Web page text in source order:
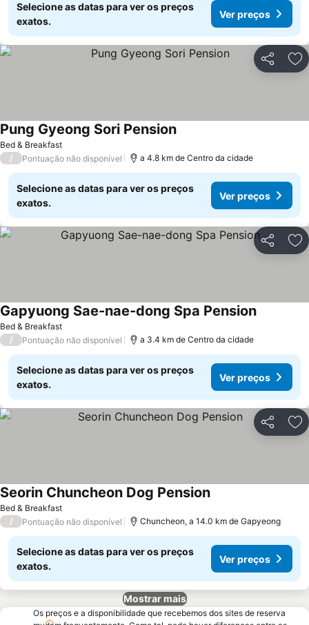
Selecione as datas para ver os preços
exatos.
Ver preços
Partilhar
Bed & Breakfast
Pung Gyeong Sori Pension
/ Pontuação não disponível a 4.8 km de Centro da cidade
Selecione as datas para ver os preços
exatos.
Ver preços
Partilhar
Bed & Breakfast
Gapyuong Sae-nae-dong Spa Pension
/ Pontuação não disponível a 3.4 km de Centro da cidade
Selecione as datas para ver os preços
exatos.
Ver preços
Partilhar
Bed & Breakfast
Seorin Chuncheon Dog Pension
/ Pontuação não disponível Chuncheon, a 14.0 km de Gapyeong
Selecione as datas para ver os preços
exatos.
Ver preços
Mostrar mais
Os preços e a disponibilidade que recebemos dos sites de reserva